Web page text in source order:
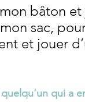
bâton et
sac,
et jouer
qui a